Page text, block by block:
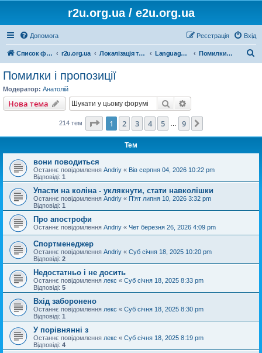
r2u.org.ua / e2u.org.ua
Допомога Вхід
Реєстрація
Список форумів r2u.org.ua Локалізація та програмні засоби LanguageTool Помилки і пропозиції
Помилки і пропозиції
Модератор: Анатолій
Нова тема Пошук
214 тем Сторінка 1 9
1 2 3 4 5 9
Тем
вони поводиться
Останнє повідомлення Andriy « Вів серпня 04, 2026 10:22 pm
Відповіді: 1
Упасти на коліна - уклякнути, стати навколішки
Останнє повідомлення Andriy « П'ят липня 10, 2026 3:32 pm
Відповіді: 1
Про апострофи
Останнє повідомлення Andriy « Чет березня 26, 2026 4:09 pm
Спортменеджер
Останнє повідомлення Andriy « Суб січня 18, 2025 10:20 pm
Відповіді: 2
Недостатньо і не досить
Останнє повідомлення лекс « Суб січня 18, 2025 8:33 pm
Відповіді: 5
Вхід заборонено
Останнє повідомлення лекс « Суб січня 18, 2025 8:30 pm
Відповіді: 1
У порівнянні з
Останнє повідомлення лекс « Суб січня 18, 2025 8:19 pm
Відповіді: 4